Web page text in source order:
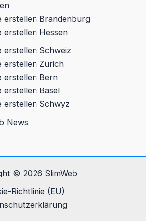
erstellen Brandenburg
erstellen Hessen
erstellen Schweiz
erstellen Zürich
erstellen Bern
erstellen Basel
erstellen Schwyz
News
© 2026 SlimWeb
Richtlinie (EU)